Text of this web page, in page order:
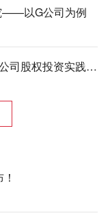
——以G公司为例
司股权投资实践为